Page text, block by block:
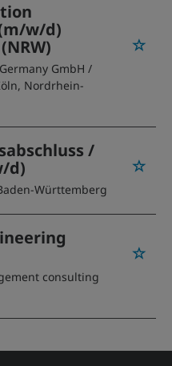
w/d)
GmbH /
Nordrhein-
/
d)
Württemberg
consulting